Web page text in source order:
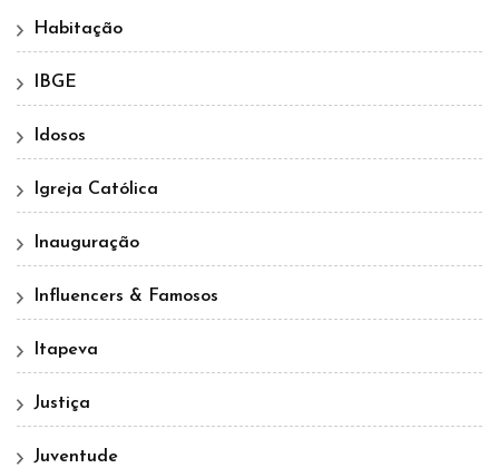
Habitação
IBGE
Idosos
Igreja Católica
Inauguração
Influencers & Famosos
Itapeva
Justiça
Juventude